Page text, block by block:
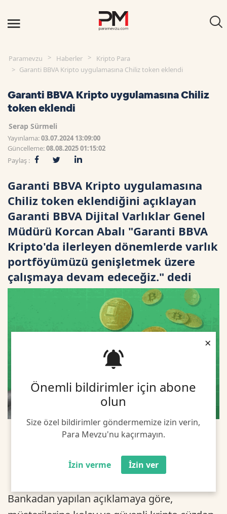
Önemli bildirimler için abone
olun
Size özel bildirimler göndermemize izin verin,
Para Mevzu'nu kaçırmayın.
İzin verme İzin ver
×
Paramevzu Haberler
Kripto Para
Garanti BBVA Kripto uygulamasına Chiliz token eklendi
Garanti BBVA Kripto uygulamasına Chiliz
token eklendi
Serap Sürmeli
Yayınlama:03.07.2024 13:09:00
Güncelleme:08.08.2025 01:15:02
Paylaş :
Garanti BBVA Kripto uygulamasına
Chiliz token eklendiğini açıklayan
Garanti BBVA Dijital Varlıklar Genel
Müdürü Korcan Abalı "Garanti BBVA
Kripto'da ilerleyen dönemlerde varlık
portföyümüzü genişletmek üzere
çalışmaya devam edeceğiz." dedi
Bankadan yapılan açıklamaya göre,